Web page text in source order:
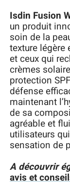
Isdin Fusion
un produit
soin de la
texture légère
et ceux qui
crèmes
protection
défense
maintenant
de sa
agréable et
utilisateurs
sensation de
A découvrir
avis et